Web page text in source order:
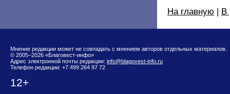
На главную | В
Мнение редакции может не совпадать с мнением авторов отдельных материалов.
© 2005–2026 «Благовест-инфо»
Адрес электронной почты редакции: info@blagovest-info.ru
Телефон редакции: +7 499 264 97 72
12+